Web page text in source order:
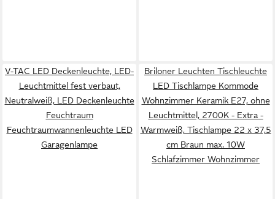
V-TAC LED Deckenleuchte, LED-
Leuchtmittel fest verbaut,
Neutralweiß, LED Deckenleuchte
Feuchtraum
Feuchtraumwannenleuchte LED
Garagenlampe
Briloner Leuchten Tischleuchte
LED Tischlampe Kommode
Wohnzimmer Keramik E27, ohne
Leuchtmittel, 2700K - Extra -
Warmweiß, Tischlampe 22 x 37,5
cm Braun max. 10W
Schlafzimmer Wohnzimmer